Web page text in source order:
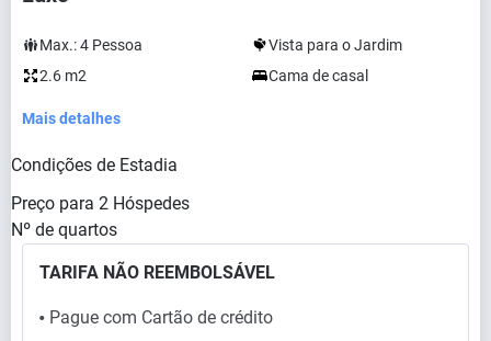
Max.:4 Pessoa
Vista para o Jardim
2.6 m2
Cama de casal
Mais detalhes
Condições de Estadia
Preço para 2 Hóspedes
Nº de quartos
TARIFA NÃO REEMBOLSÁVEL
⬤ Pague com Cartão de crédito